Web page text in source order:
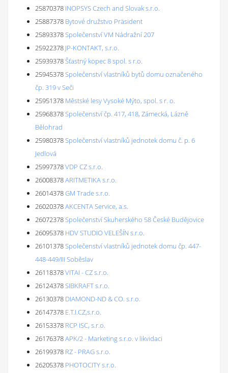
25870378 INOPSYS Czech and Slovak s.r.o.
25887378 Bytové družstvo Präsident
25893378Společenství VM Nádražní 207
25922378 JP-KONTAKT, s.r.o.
25939378Šťastný kopec 8 spol. s r.o.
25945378Společenství vlastníků bytů domu označeného
čp. 319 v Seči
25951378 Městské lesy Vysoké Mýto, spol. s r. o.
25968378Společenství čp. 417, 418, Zámecká, Lázně
Bělohrad
25980378Společenství vlastníků jednotek domu č. p. 6
Jedlová
25997378VDP CZ s.r.o.
26008378ARITMETIKA s.r.o.
26014378GM Trade s.r.o.
26020378AKCENTA Service, a.s.
26072378Společenství Skuherského 58 České Budějovice
26095378 HDV STUDIO VELEŠÍN s.r.o.
26101378Společenství vlastníků jednotek domu čp. 447-
448-449/III Soběslav
26118378VITAI - CZ s.r.o.
26124378SIBKRAFT s.r.o.
26130378 DIAMOND-ND & CO. s.r.o.
26147378 E.T.I.CZ,s.r.o.
26153378 RCP ISC, s.r.o.
26176378APK/2 - Marketing s.r.o. v likvidaci
26199378 RZ - PRAG s.r.o.
26205378 PHOTOCITY s.r.o.